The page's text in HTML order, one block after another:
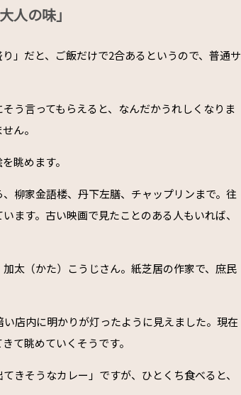
人の味」
」だと、ご飯だけで2合あるというので、普通サ
う言ってもらえると、なんだかうれしくなりま
ん。
眺めます。
柳家金語楼、丹下左膳、チャップリンまで。往
ます。古い映画で見たことのある人もいれば、
太（かた）こうじさん。紙芝居の作家で、庶民
店内に明かりが灯ったように見えました。現在
て眺めていくそうです。
きそうなカレー」ですが、ひとくち食べると、